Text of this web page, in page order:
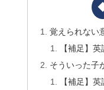
覚えられない
【補足】
そういった子
【補足】